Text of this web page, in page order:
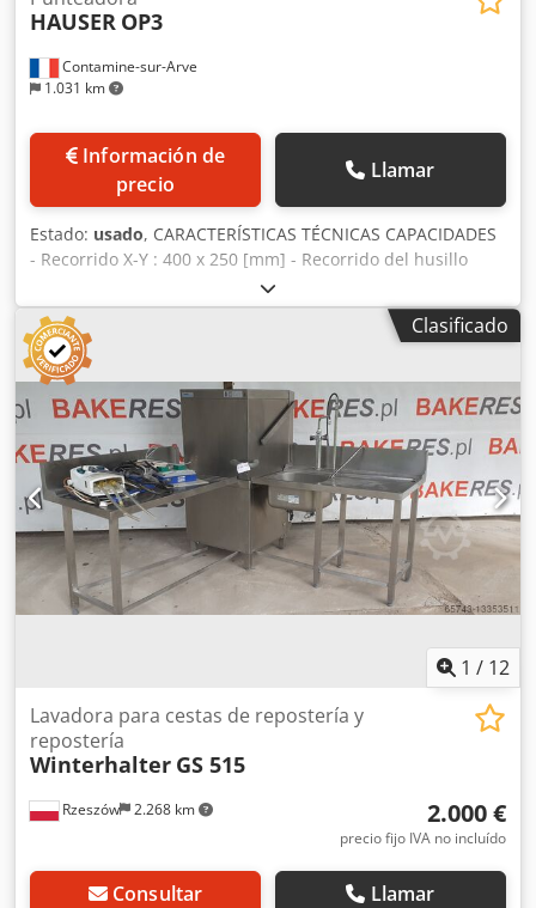
Contamine-sur-Arve
1.031 km
HAUSER OP3
Información de
precio
Llamar
Estado: usado, CARACTERÍSTICAS TÉCNICAS CAPACIDADES
- Recorrido X-Y : 400 x 250 [mm] - Recorrido del husillo
vertical : 400 [mm] - Recorrido del husillo de taladrado :
130 [mm] Dcjdjuhbprepfx Aaxok - Holgura entre la punta
del cabezal y la mesa : 570 [mm] - Holgura entre el
montante y el centro del husillo : 320 [mm] MESA -
Superficie útil : 595 x 320 [mm] - Movimiento X-X :
automático con tornillos de bolas - Cabezal de perforación
- Cono interior : Morse 2 - Velocidad del cabezal : 60-3000
[rpm] - Avance del husillo : 0,03-0,06 [mm/t] - Alimentación
eléctrica : 3 x 380 [V] / 50 [Hz] - Potencia instalada : 2,1
[kW] - Peso neto de la máquina : 1100 [kg] - Dimensiones :
2050 x 1600 x 1900 [mm] EQUIPAMIENTO - Visualización
digital : X-Y - Mesa circular : Ø 300 - Lámpara de la
máquina
Clasificado
1 / 12
Rzeszów 2.268 km
Lavadora para cestas de repostería y
repostería
Winterhalter GS 515
2.000 €
precio fijo IVA no incluído
Consultar Llamar